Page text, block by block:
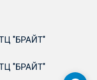
ТЦ "БРАЙТ"
ТЦ "БРАЙТ"